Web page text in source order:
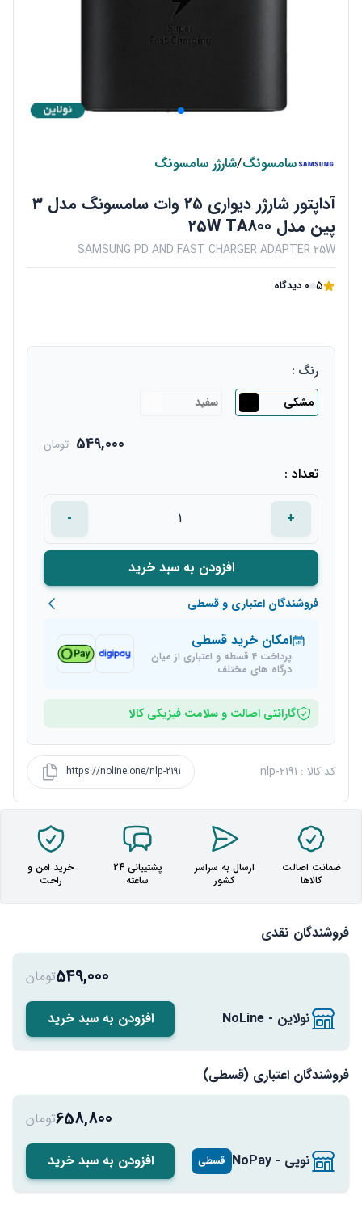
سامسونگ/شارژر سامسونگ
آداپتور شارژر دیواری 25 وات سامسونگ مدل 3
پین مدل 25W TA800
SAMSUNG PD AND FAST CHARGER ADAPTER 25W
5 0 دیدگاه
رنگ :
مشکی
سفید
549,000 تومان
تعداد :
+
-
افزودن به سبد خرید
فروشندگان اعتباری و قسطی
امکان خرید قسطی
پرداخت 4 قسطه و اعتباری از میان
درگاه های مختلف
گارانتی اصالت و سلامت فیزیکی کالا
کد کالا : nlp-2191 https://noline.one/nlp-2191
ضمانت اصالت
کالاها
ارسال به سراسر
کشور
پشتیبانی 24
ساعته
خرید امن و
راحت
فروشندگان نقدی
نولاین - NoLine
549,000تومان
افزودن به سبد خرید
فروشندگان اعتباری (قسطی)
نوپی - NoPay قسطی
658,800تومان
افزودن به سبد خرید